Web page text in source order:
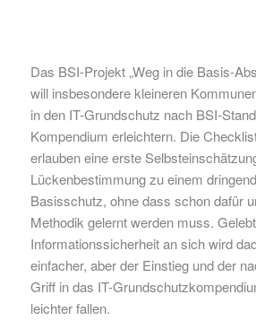
Das BSI-Projekt „Weg in die Basis-
will insbesondere kleineren
in den IT-Grundschutz nach BSI-
Kompendium erleichtern. Die
erlauben eine erste
Lückenbestimmung zu einem
Basisschutz, ohne dass schon dafür
Methodik gelernt werden muss.
Informationssicherheit an sich wird
einfacher, aber der Einstieg und der
Griff in das IT-
leichter fallen.